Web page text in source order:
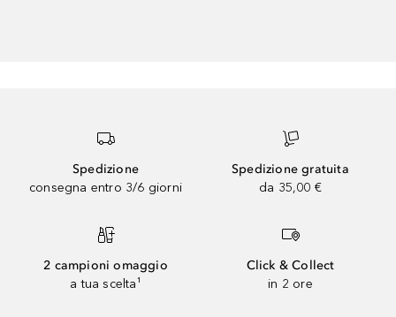
Spedizione
consegna entro 3/6 giorni
Spedizione gratuita
da 35,00 €
2 campioni omaggio
a tua scelta¹
Click & Collect
in 2 ore